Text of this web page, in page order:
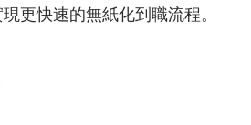
更快速的無紙化到職流程。